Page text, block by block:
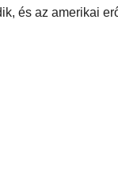
és az amerikai